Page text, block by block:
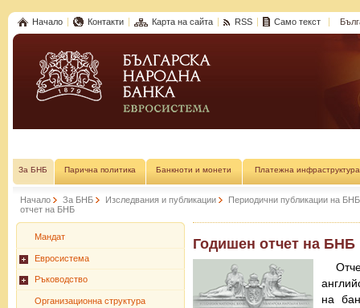
Начало Контакти Карта на сайта RSS Само текст
За БНБ Парична политика Банкноти и монети Платежна инфраструктура
Начало За БНБ Изследвания и публикации
Периодични публикации на БНБ
отчет на БНБ
Мандат
Евросистема
Ръководство
Организационна структура
Годишен отчет на БНБ
на